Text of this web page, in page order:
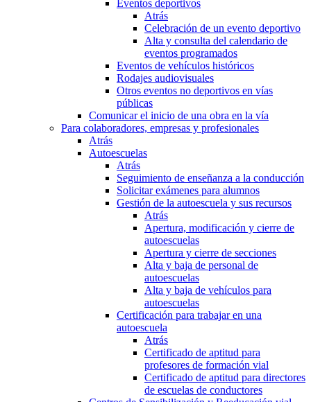
Eventos deportivos
Atrás
Celebración de un evento deportivo
Alta y consulta del calendario de
eventos programados
Eventos de vehículos históricos
Rodajes audiovisuales
Otros eventos no deportivos en vías
públicas
Comunicar el inicio de una obra en la vía
Para colaboradores, empresas y profesionales
Atrás
Autoescuelas
Atrás
Seguimiento de enseñanza a la conducción
Solicitar exámenes para alumnos
Gestión de la autoescuela y sus recursos
Atrás
Apertura, modificación y cierre de
autoescuelas
Apertura y cierre de secciones
Alta y baja de personal de
autoescuelas
Alta y baja de vehículos para
autoescuelas
Certificación para trabajar en una
autoescuela
Atrás
Certificado de aptitud para
profesores de formación vial
Certificado de aptitud para directores
de escuelas de conductores